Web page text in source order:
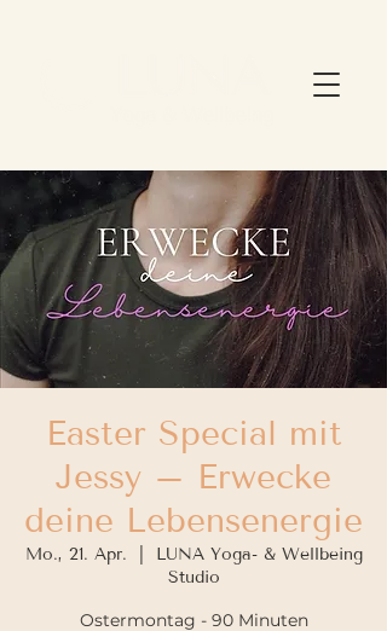
Easter Special mit
Jessy – Erwecke
deine Lebensenergie
Mo., 21. Apr.
LUNA Yoga- & Wellbeing
Studio
Ostermontag - 90 Minuten